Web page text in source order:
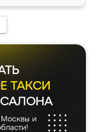
ТАКСИ
Москвы и